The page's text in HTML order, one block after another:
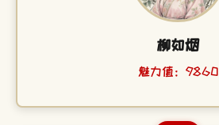
柳如烟
魅力值：9860